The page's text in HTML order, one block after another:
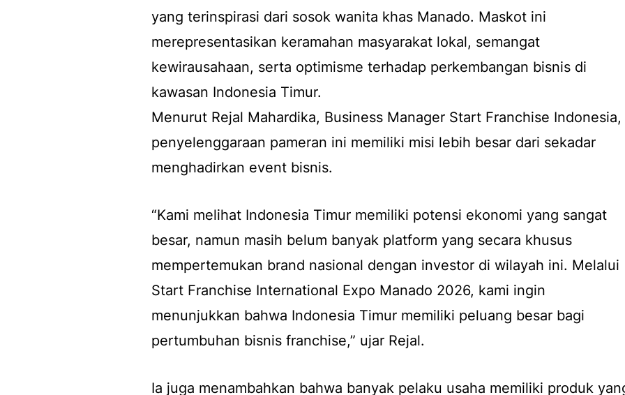
yang terinspirasi dari sosok wanita khas Manado. Maskot ini
merepresentasikan keramahan masyarakat lokal, semangat
kewirausahaan, serta optimisme terhadap perkembangan bisnis di
kawasan Indonesia Timur.
Menurut Rejal Mahardika, Business Manager Start Franchise Indonesia,
penyelenggaraan pameran ini memiliki misi lebih besar dari sekadar
menghadirkan event bisnis.
“Kami melihat Indonesia Timur memiliki potensi ekonomi yang sangat
besar, namun masih belum banyak platform yang secara khusus
mempertemukan brand nasional dengan investor di wilayah ini. Melalui
Start Franchise International Expo Manado 2026, kami ingin
menunjukkan bahwa Indonesia Timur memiliki peluang besar bagi
pertumbuhan bisnis franchise,” ujar Rejal.
Ia juga menambahkan bahwa banyak pelaku usaha memiliki produk